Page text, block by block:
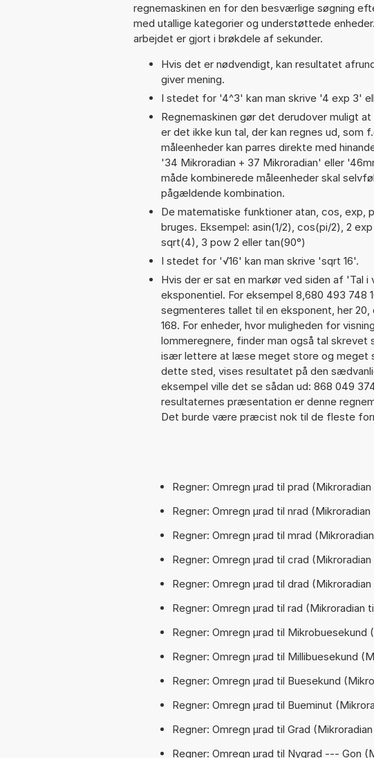
regnemaskinen en for den besværlige søgning
med utallige kategorier og understøttede
arbejdet er gjort i brøkdele af sekunder.
Hvis det er nødvendigt, kan resultatet
giver mening.
I stedet for '4^3' kan man skrive '4 exp 3'
Regnemaskinen gør det derudover muligt
er det ikke kun tal, der kan regnes ud, som
måleenheder kan parres direkte med
'34 Mikroradian + 37 Mikroradian' eller
måde kombinerede måleenheder skal
pågældende kombination.
De matematiske funktioner atan, cos, exp,
bruges. Eksempel: asin(1/2), cos(pi/2), 2
sqrt(4), 3 pow 2 eller tan(90°)
I stedet for '√16' kan man skrive 'sqrt 16'.
Hvis der er sat en markør ved siden af 'Tal
eksponentiel. For eksempel 8,680 493 748
segmenteres tallet til en eksponent, her
168. For enheder, hvor muligheden for
lommeregnere, finder man også tal
især lettere at læse meget store og meget
dette sted, vises resultatet på den
eksempel ville det se sådan ud: 868 049
resultaternes præsentation er denne
Det burde være præcist nok til de fleste
Regner: Omregn µrad til prad
Regner: Omregn µrad til nrad (Mikroradian
Regner: Omregn µrad til mrad
Regner: Omregn µrad til crad
Regner: Omregn µrad til drad
Regner: Omregn µrad til rad (Mikroradian
Regner: Omregn µrad til Mikrobuesekund
Regner: Omregn µrad til Millibuesekund
Regner: Omregn µrad til Buesekund
Regner: Omregn µrad til Bueminut
Regner: Omregn µrad til Grad
Regner: Omregn µrad til Nygrad --- Gon